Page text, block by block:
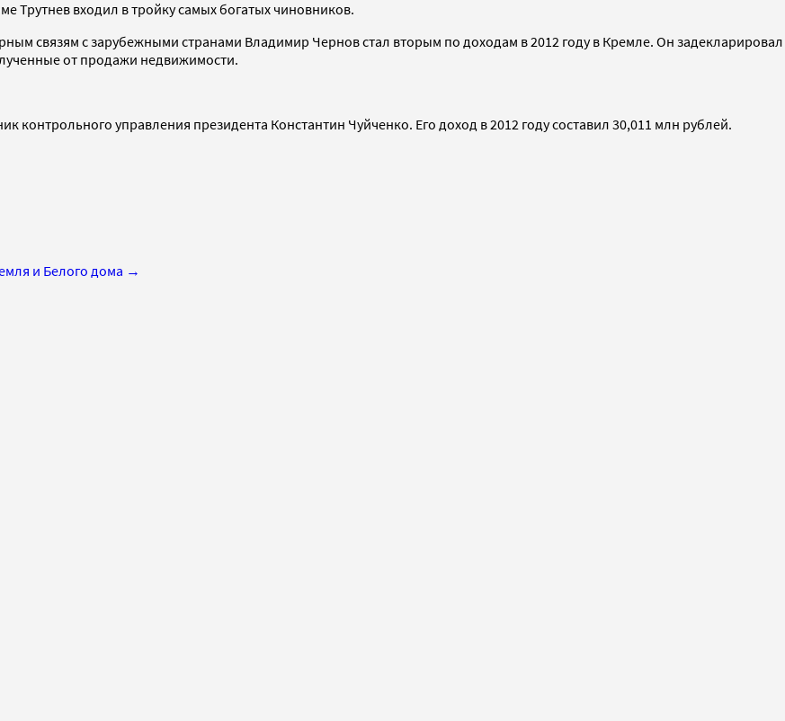
Трутнев входил в тройку самых богатых чиновников.
связям с зарубежными странами Владимир Чернов стал вторым по доходам в 2012 году в Кремле. Он задекларировал
от продажи недвижимости.
управления президента Константин Чуйченко. Его доход в 2012 году составил 30,011 млн рублей.
и Белого дома →